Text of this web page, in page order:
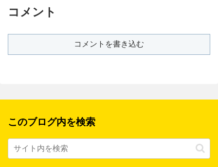
コメント
コメントを書き込む
このブログ内を検索